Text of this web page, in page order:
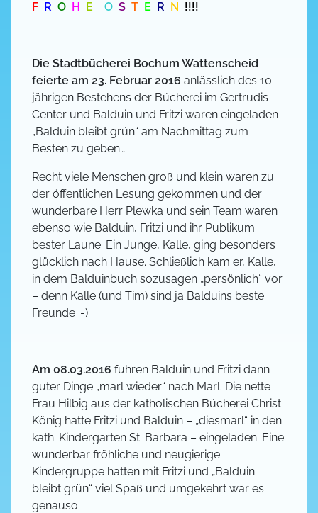
F R O H E O S T E R N !!!!
Die Stadtbücherei Bochum Wattenscheid
feierte am 23. Februar 2016 anlässlich des 10
jährigen Bestehens der Bücherei im Gertrudis-
Center und Balduin und Fritzi waren eingeladen
„Balduin bleibt grün“ am Nachmittag zum
Besten zu geben…
Recht viele Menschen groß und klein waren zu
der öffentlichen Lesung gekommen und der
wunderbare Herr Plewka und sein Team waren
ebenso wie Balduin, Fritzi und ihr Publikum
bester Laune. Ein Junge, Kalle, ging besonders
glücklich nach Hause. Schließlich kam er, Kalle,
in dem Balduinbuch sozusagen „persönlich“ vor
– denn Kalle (und Tim) sind ja Balduins beste
Freunde :-).
Am 08.03.2016 fuhren Balduin und Fritzi dann
guter Dinge „marl wieder“ nach Marl. Die nette
Frau Hilbig aus der katholischen Bücherei Christ
König hatte Fritzi und Balduin – „diesmarl“ in den
kath. Kindergarten St. Barbara – eingeladen. Eine
wunderbar fröhliche und neugierige
Kindergruppe hatten mit Fritzi und „Balduin
bleibt grün“ viel Spaß und umgekehrt war es
genauso.